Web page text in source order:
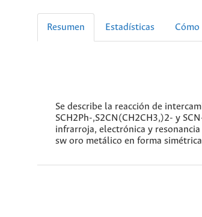
Resumen Estadísticas
Se describe la reacción de
SCH2Ph-,S2CN(CH2CH3,)2- y
infrarroja, electrónica y
sw oro metálico en forma